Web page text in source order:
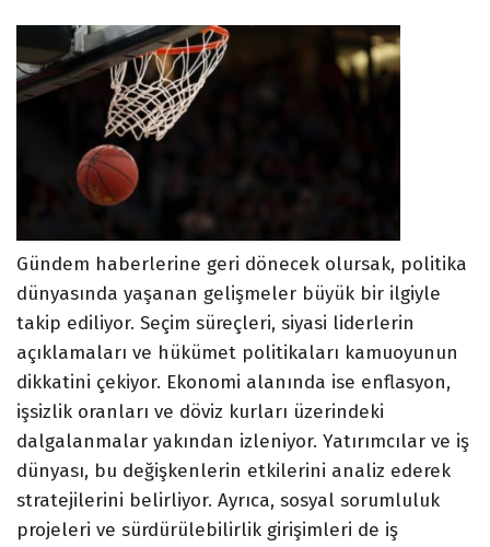
Gündem haberlerine geri dönecek olursak, politika
dünyasında yaşanan gelişmeler büyük bir ilgiyle
takip ediliyor. Seçim süreçleri, siyasi liderlerin
açıklamaları ve hükümet politikaları kamuoyunun
dikkatini çekiyor. Ekonomi alanında ise enflasyon,
işsizlik oranları ve döviz kurları üzerindeki
dalgalanmalar yakından izleniyor. Yatırımcılar ve iş
dünyası, bu değişkenlerin etkilerini analiz ederek
stratejilerini belirliyor. Ayrıca, sosyal sorumluluk
projeleri ve sürdürülebilirlik girişimleri de iş